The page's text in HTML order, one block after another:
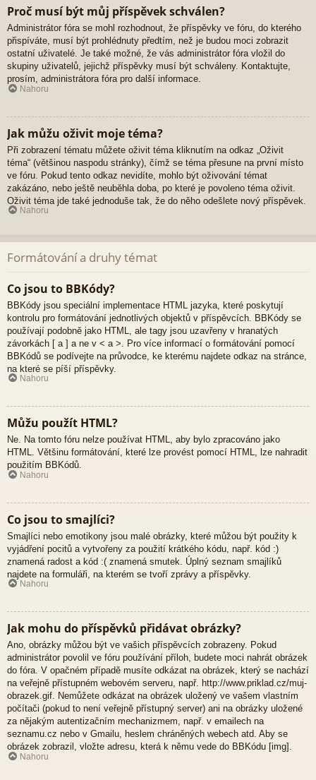
Proč musí být můj příspěvek schválen?
Administrátor fóra se mohl rozhodnout, že příspěvky ve fóru, do kterého
přispíváte, musí být prohlédnuty předtím, než je budou moci zobrazit
ostatní uživatelé. Je také možné, že vás administrátor fóra vložil do
skupiny uživatelů, jejichž příspěvky musí být schváleny. Kontaktujte,
prosím, administrátora fóra pro další informace.
Nahoru
Jak můžu oživit moje téma?
Při zobrazení tématu můžete oživit téma kliknutím na odkaz „Oživit
téma“ (většinou naspodu stránky), čímž se téma přesune na první místo
ve fóru. Pokud tento odkaz nevidíte, mohlo být oživování témat
zakázáno, nebo ještě neuběhla doba, po které je povoleno téma oživit.
Oživit téma jde také jednoduše tak, že do něho odešlete nový příspěvek.
Nahoru
Formátování a druhy témat
Co jsou to BBKódy?
BBKódy jsou speciální implementace HTML jazyka, které poskytují
kontrolu pro formátování jednotlivých objektů v příspěvcích. BBKódy se
používají podobně jako HTML, ale tagy jsou uzavřeny v hranatých
závorkách [ a ] a ne v < a >. Pro více informací o formátování pomocí
BBKódů se podívejte na průvodce, ke kterému najdete odkaz na stránce,
na které se píší příspěvky.
Nahoru
Můžu použít HTML?
Ne. Na tomto fóru nelze používat HTML, aby bylo zpracováno jako
HTML. Většinu formátování, které lze provést pomocí HTML, lze nahradit
použitím BBKódů.
Nahoru
Co jsou to smajlíci?
Smajlíci nebo emotikony jsou malé obrázky, které můžou být použity k
vyjádření pocitů a vytvořeny za použití krátkého kódu, např. kód :)
znamená radost a kód :( znamená smutek. Úplný seznam smajlíků
najdete na formuláři, na kterém se tvoří zprávy a příspěvky.
Nahoru
Jak mohu do příspěvků přidávat obrázky?
Ano, obrázky můžou být ve vašich příspěvcích zobrazeny. Pokud
administrátor povolil ve fóru používání příloh, budete moci nahrát obrázek
do fóra. V opačném případě musíte odkázat na obrázek, který se nachází
na veřejně přístupném webovém serveru, např. http://www.priklad.cz/muj-
obrazek.gif. Nemůžete odkázat na obrázek uložený ve vašem vlastním
počítači (pokud to není veřejně přístupný server) ani na obrázky uložené
za nějakým autentizačním mechanizmem, např. v emailech na
seznamu.cz nebo v Gmailu, heslem chráněných webech atd. Aby se
obrázek zobrazil, vložte adresu, která k němu vede do BBKódu [img].
Nahoru